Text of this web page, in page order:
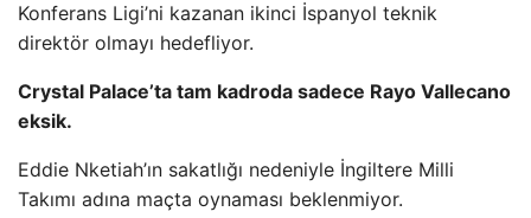
Konferans Ligi’ni kazanan ikinci İspanyol teknik
direktör olmayı hedefliyor.
Crystal Palace’ta tam kadroda sadece Rayo Vallecano
eksik.
Eddie Nketiah’ın sakatlığı nedeniyle İngiltere Milli
Takımı adına maçta oynaması beklenmiyor.